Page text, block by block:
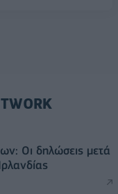
Οι δηλώσεις μετά